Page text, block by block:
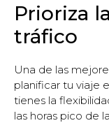
Prioriza
tráfico
Una de las
planificar tu viaje
tienes la
las horas pico de